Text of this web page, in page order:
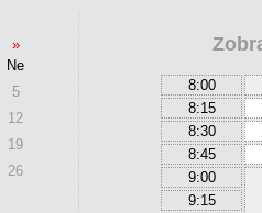
8:00
8:15
8:30
8:45
9:00
9:15
»
Ne
5
12
19
26